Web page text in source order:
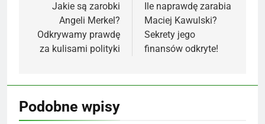
wpisuJakie są zarobki
Angeli Merkel?
Odkrywamy prawdę
za kulisami polityki
Ile naprawdę zarabia
Maciej Kawulski?
Sekrety jego
finansów odkryte!
Podobne wpisy